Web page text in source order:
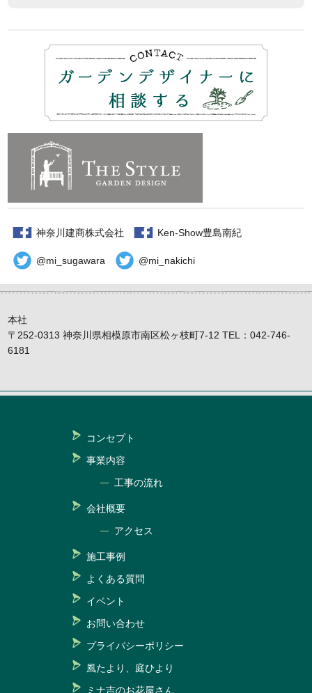
神奈川建商株式会社 Ken-Show豊島南紀
@mi_sugawara @mi_nakichi
本社
〒252-0313 神奈川県相模原市南区松ヶ枝町7-12 TEL：042-746-
6181
コンセプト
事業内容
工事の流れ
会社概要
アクセス
施工事例
よくある質問
イベント
お問い合わせ
プライバシーポリシー
風たより、庭ひより
ミナ吉のお花屋さん